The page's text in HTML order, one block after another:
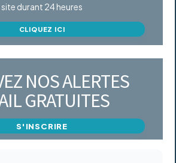
site durant 24 heures
CLIQUEZ ICI
NOS ALERTES
GRATUITES
S'INSCRIRE